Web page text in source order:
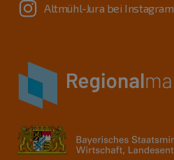
Altmühl-Jura bei Instagram